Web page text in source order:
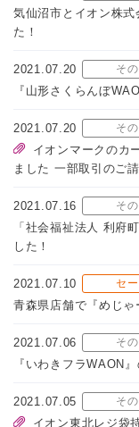
気仙沼市とイオン株
た！
2021.07.20 そ
『山形さくらんぼ
2021.07.20 そ
イオンマークのカ
ました 一部取引のご
2021.07.16 そ
「社会福祉法人 利府
した！
2021.07.10 セ
青森県店舗で『めじゃ
2021.07.06 そ
『いわきフラWAON
2021.07.05 そ
イオン東北レジ袋